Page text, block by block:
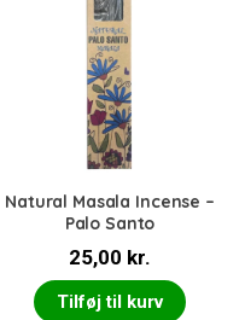
Natural Masala Incense –
Palo Santo
25,00 kr.
Tilføj til kurv